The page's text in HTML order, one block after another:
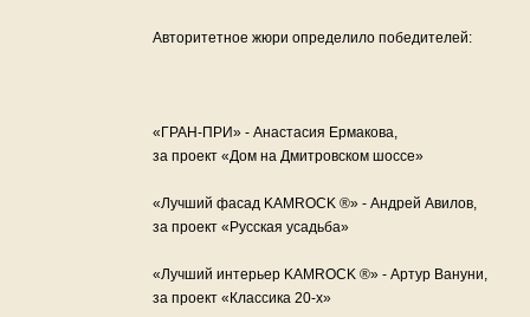
Авторитетное жюри определило победителей:
«ГРАН-ПРИ» - Анастасия Ермакова,
за проект «Дом на Дмитровском шоссе»
«Лучший фасад KAMROCK ®» - Андрей Авилов,
за проект «Русская усадьба»
«Лучший интерьер KAMROCK ®» - Артур Вануни,
за проект «Классика 20-х»